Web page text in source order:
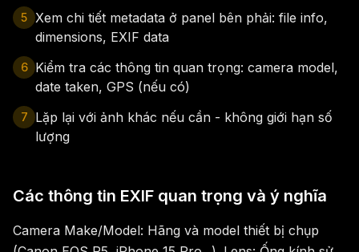
5
Xem chi tiết metadata ở panel bên phải: file info,
dimensions, EXIF data
6
Kiểm tra các thông tin quan trọng: camera model,
date taken, GPS (nếu có)
7
Lặp lại với ảnh khác nếu cần - không giới hạn số
lượng
Các thông tin EXIF quan trọng và ý nghĩa
Camera Make/Model: Hãng và model thiết bị chụp